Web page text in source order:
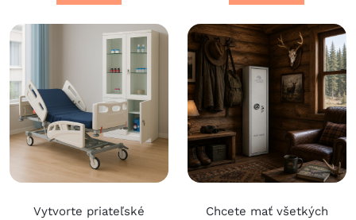
Vytvorte priateľské
Chcete mať všetkých